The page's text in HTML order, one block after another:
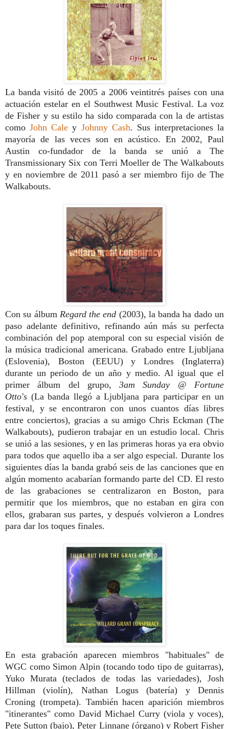
La banda visitó de 2005 a 2006 veintitrés países con una
actuación estelar en el Southwest Music Festival.La voz
de Fisher y su estilo ha sido comparada con la de artistas
comoJohn Cale y Johnny Cash. Sus interpretaciones la
mayoría de las veces son en acústico.En 2002, Paul
Austin co-fundador de la banda se unió a The
Transmissionary Six con Terri Moeller de The Walkabouts
y en noviembre de 2011 pasó a ser miembro fijo de The
Walkabouts.
Con su álbum Regard the end (2003), la banda ha dado un
paso adelante definitivo, refinando aún más su perfecta
combinación del pop atemporal con su especial visión de
la música tradicional americana. Grabado entre Ljubljana
(Eslovenia), Boston (EEUU) y Londres (Inglaterra)
durante un periodo de un año y medio. Al igual que el
primer álbum del grupo,3am Sunday @ Fortune
Otto's (La banda llegó a Ljubljana para participar en un
festival, y se encontraron con unos cuantos días libres
entre conciertos), gracias a su amigo Chris Eckman (The
Walkabouts), pudieron trabajar en un estudio local. Chris
se unió a las sesiones, y en las primeras horas ya era obvio
para todos que aquello iba a ser algo especial. Durante los
siguientes días la banda grabó seis de las canciones que en
algún momento acabarían formando parte del CD. El resto
de las grabaciones se centralizaron en Boston, para
permitir que los miembros, que no estaban en gira con
ellos, grabaran sus partes, y después volvieron a Londres
para dar los toques finales.
En esta grabación aparecen miembros "habituales" de
WGC como Simon Alpin (tocando todo tipo de guitarras),
Yuko Murata (teclados de todas las variedades), Josh
Hillman (violín), Nathan Logus (batería) y Dennis
Croning (trompeta). También hacen aparición miembros
"itinerantes" como David Michael Curry (viola y voces),
Pete Sutton (bajo), Peter Linnane (órgano) y Robert Fisher